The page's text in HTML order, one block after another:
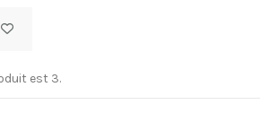
est 3.